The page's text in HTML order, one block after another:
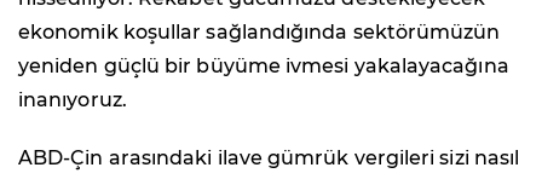
ekonomik koşullar sağlandığında sektörümüzün
yeniden güçlü bir büyüme ivmesi yakalayacağına
inanıyoruz.
ABD-Çin arasındaki ilave gümrük vergileri sizi nasıl